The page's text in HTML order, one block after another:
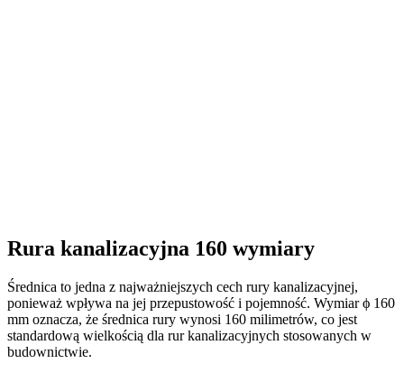
Rura kanalizacyjna 160 wymiary
Średnica to jedna z najważniejszych cech rury kanalizacyjnej,
ponieważ wpływa na jej przepustowość i pojemność. Wymiar ϕ 160
mm oznacza, że średnica rury wynosi 160 milimetrów, co jest
standardową wielkością dla rur kanalizacyjnych stosowanych w
budownictwie.